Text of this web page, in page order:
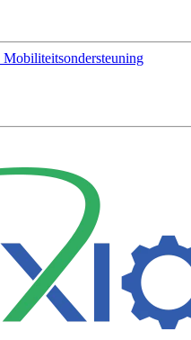
Mobiliteitsondersteuning